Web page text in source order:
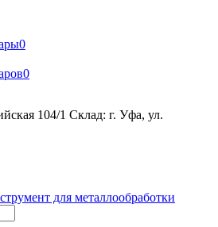
0
0
104/1 Склад: г. Уфа, ул.